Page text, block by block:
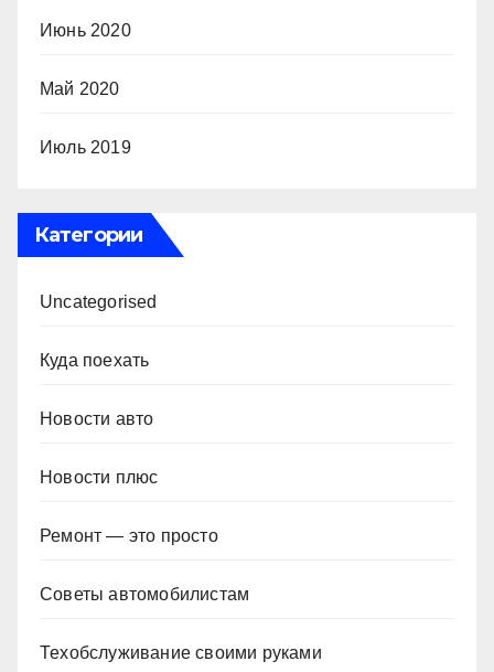
Июнь 2020
Май 2020
Июль 2019
Категории
Uncategorised
Куда поехать
Новости авто
Новости плюс
Ремонт — это просто
Советы автомобилистам
Техобслуживание своими руками